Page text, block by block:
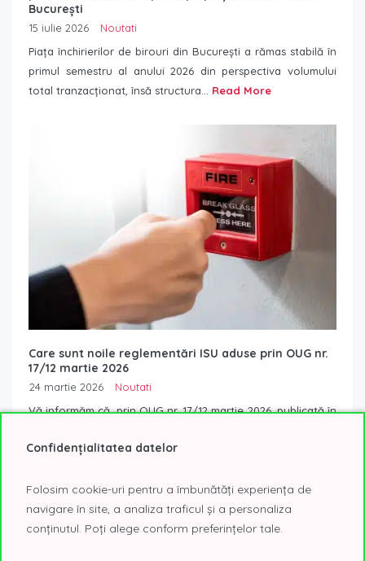
București
15 iulie 2026
Noutati
Piața închirierilor de birouri din București a rămas stabilă în
primul semestru al anului 2026 din perspectiva volumului
total tranzacționat, însă structura... Read More
Care sunt noile reglementări ISU aduse prin OUG nr.
17/12 martie 2026
24 martie 2026
Noutati
Vă informăm că, prin OUG nr. 17/12 martie 2026, publicată în
modificări la Legea nr....Read More
Confidențialitatea datelor
Folosim cookie-uri pentru a îmbunătăți experiența de
navigare în site, a analiza traficul și a personaliza
conținutul. Poți alege conform preferințelor tale.